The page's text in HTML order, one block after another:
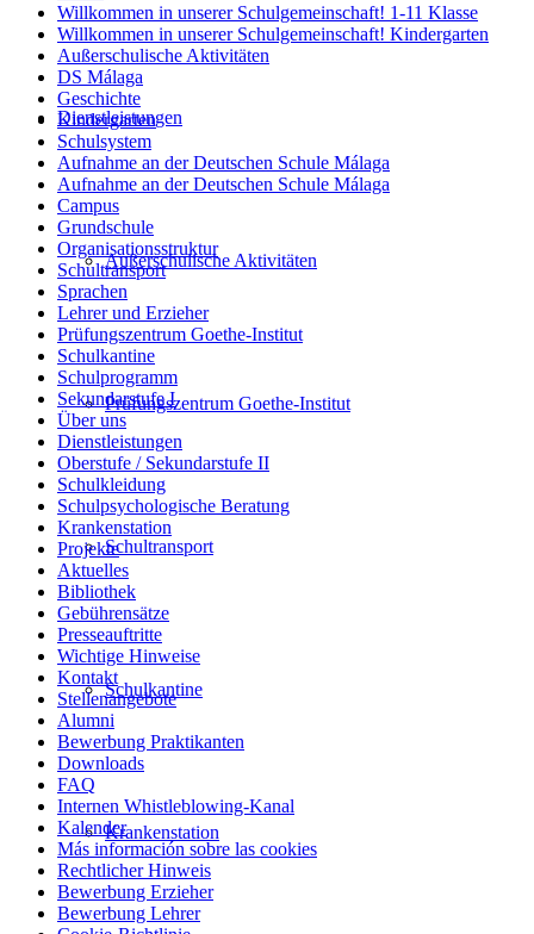
Dienstleistungen
Außerschulische Aktivitäten
Prüfungszentrum Goethe-Institut
Schultransport
Schulkantine
Krankenstation
Willkommen in unserer Schulgemeinschaft! 1-11 Klasse
Willkommen in unserer Schulgemeinschaft! Kindergarten
Außerschulische Aktivitäten
DS Málaga
Geschichte
Kindergarten
Schulsystem
Aufnahme an der Deutschen Schule Málaga
Aufnahme an der Deutschen Schule Málaga
Campus
Grundschule
Organisationsstruktur
Schultransport
Sprachen
Lehrer und Erzieher
Prüfungszentrum Goethe-Institut
Schulkantine
Schulprogramm
Sekundarstufe I
Über uns
Dienstleistungen
Oberstufe / Sekundarstufe II
Schulkleidung
Schulpsychologische Beratung
Krankenstation
Projekte
Aktuelles
Bibliothek
Gebührensätze
Presseauftritte
Wichtige Hinweise
Kontakt
Stellenangebote
Alumni
Bewerbung Praktikanten
Downloads
FAQ
Internen Whistleblowing-Kanal
Kalender
Más información sobre las cookies
Rechtlicher Hinweis
Bewerbung Erzieher
Bewerbung Lehrer